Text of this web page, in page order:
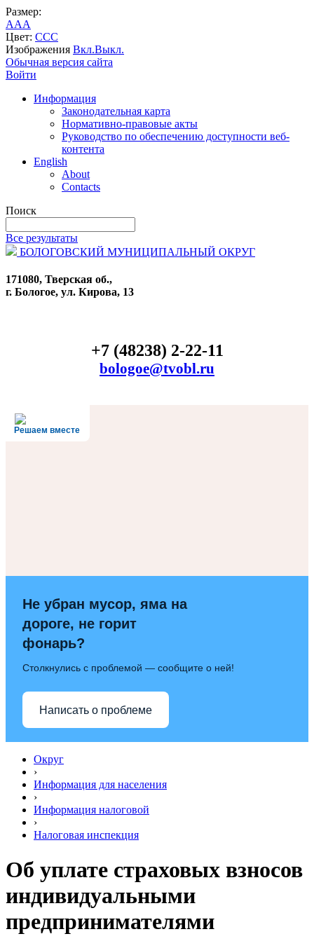
Размер:
AAA
Цвет: CCC
Изображения Вкл.Выкл.
Обычная версия сайта
Войти
Информация
Законодательная карта
Нормативно-правовые акты
Руководство по обеспечению доступности веб-
контента
English
About
Contacts
Поиск
Все результаты
БОЛОГОВСКИЙ МУНИЦИПАЛЬНЫЙ ОКРУГ
171080, Тверская об.,
г. Бологое, ул. Кирова, 13
+7 (48238) 2-22-11
bologoe@tvobl.ru
Решаем вместе
Не убран мусор, яма на
дороге, не горит
фонарь?
Столкнулись с проблемой — сообщите о ней!
Написать о проблеме
Округ
›
Информация для населения
›
Информация налоговой
›
Налоговая инспекция
Об уплате страховых взносов
индивидуальными
предпринимателями